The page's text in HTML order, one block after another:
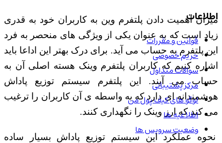
میزان اهمیت دادن پلتفرم وین به کاربران خود به قدری
زیاد است که به عنوان یکی از ویژگی های منحصر به فرد
این پلتفرم به حساب می آید. برای درک بهتر این اداعا باید
اشاره کنیم که کاربران پلتفرم وینک هسته اصلی آن به
حساب می آیند. این پلتفرم سیستم توزیع پاداش
هوشمندانه ای دارد که به واسطه ی آن کاربران را ترغیب
می کند که ارز وینک را نگهداری کنند.
نحوه عملکرد این سیستم توزیع پاداش بسیار ساده
اطلاعات
قوانین و مقررات
حریم خصوصی
سوالات متداول
مرکز پشتیبانی
لوگو های کیف پول من
اطلاعیه ها
وضعیت سرویس ها